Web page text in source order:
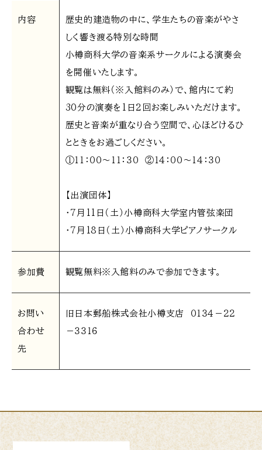
内容
歴史的建造物の中に、学生たちの音楽がやさ
しく響き渡る特別な時間
小樽商科大学の音楽系サークルによる演奏会
を開催いたします。
観覧は無料（※入館料のみ）で、館内にて約
30分の演奏を1日2回お楽しみいただけます。
歴史と音楽が重なり合う空間で、心ほどけるひ
とときをお過ごしください。
①１１：００～１１：３０ ②１４：００～１４：３０
【出演団体】
・7月11日（土）小樽商科大学室内管弦楽団
・7月18日（土）小樽商科大学ピアノサークル
参加費 観覧無料※入館料のみで参加できます。
お問い
合わせ
先
旧日本郵船株式会社小樽支店 ０１３４－２２
－３３１６